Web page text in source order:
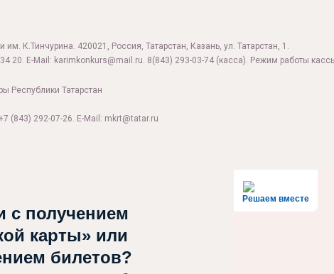
К.Тинчурина. 420021, Россия, Татарстан, Казань, ул. Татарстан, 1.
20. E-Mail: karimkonkurs@mail.ru. 8(843) 293-03-74 (касса). Режим работы
Республики Татарстан
(843) 292-07-26. E-Mail: mkrt@tatar.ru
Решаем вместе
с получением
карты» или
билетов?